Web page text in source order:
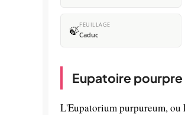
🍃FEUILLAGE
Caduc
Eupatoire
L'Eupatorium purpureum, ou